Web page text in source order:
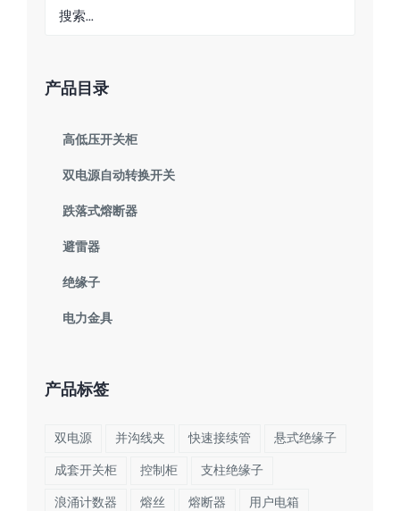
产品目录
高低压开关柜
双电源自动转换开关
跌落式熔断器
避雷器
绝缘子
电力金具
产品标签
双电源 并沟线夹 快速接续管 悬式绝缘子
成套开关柜 控制柜 支柱绝缘子
浪涌计数器 熔丝 熔断器 用户电箱